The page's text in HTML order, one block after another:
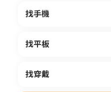
找手機
找平板
找穿戴